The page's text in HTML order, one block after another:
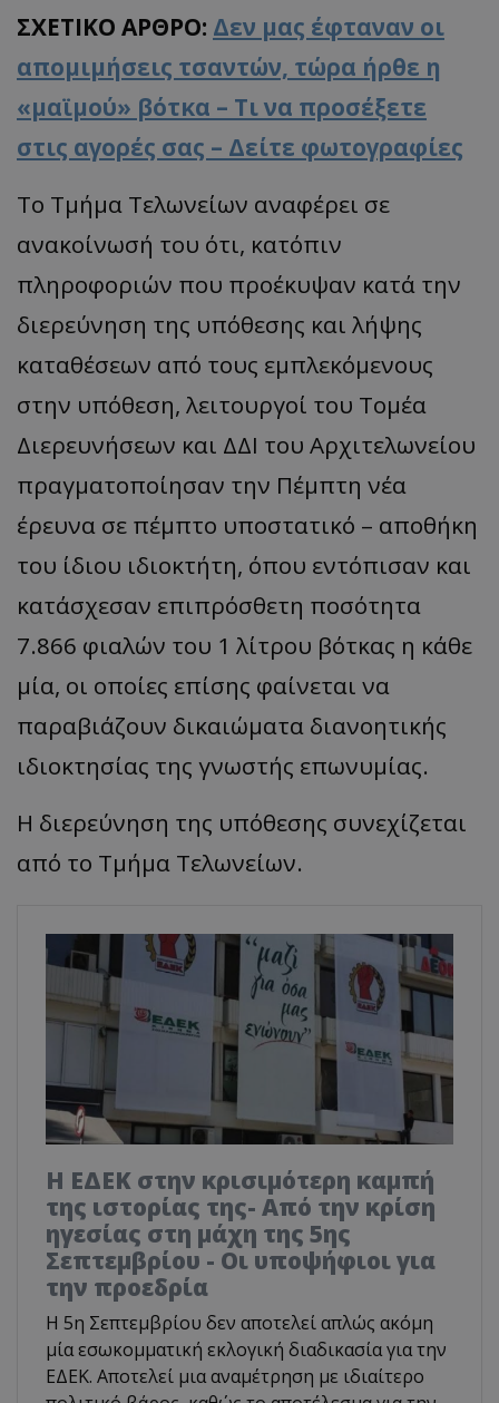
ΣΧΕΤΙΚΟ ΑΡΘΡΟ: Δεν μας έφταναν οι
απομιμήσεις τσαντών, τώρα ήρθε η
«μαϊμού» βότκα – Τι να προσέξετε
στις αγορές σας – Δείτε φωτογραφίες
Το Τμήμα Τελωνείων αναφέρει σε
ανακοίνωσή του ότι, κατόπιν
πληροφοριών που προέκυψαν κατά την
διερεύνηση της υπόθεσης και λήψης
καταθέσεων από τους εμπλεκόμενους
στην υπόθεση, λειτουργοί του Τομέα
Διερευνήσεων και ΔΔΙ του Αρχιτελωνείου
πραγματοποίησαν την Πέμπτη νέα
έρευνα σε πέμπτο υποστατικό – αποθήκη
του ίδιου ιδιοκτήτη, όπου εντόπισαν και
κατάσχεσαν επιπρόσθετη ποσότητα
7.866 φιαλών του 1 λίτρου βότκας η κάθε
μία, οι οποίες επίσης φαίνεται να
παραβιάζουν δικαιώματα διανοητικής
ιδιοκτησίας της γνωστής επωνυμίας.
Η διερεύνηση της υπόθεσης συνεχίζεται
από το Τμήμα Τελωνείων.
Η ΕΔΕΚ στην κρισιμότερη καμπή
της ιστορίας της- Από την κρίση
ηγεσίας στη μάχη της 5ης
Σεπτεμβρίου - Οι υποψήφιοι για
την προεδρία
Η 5η Σεπτεμβρίου δεν αποτελεί απλώς ακόμη
μία εσωκομματική εκλογική διαδικασία για την
ΕΔΕΚ. Αποτελεί μια αναμέτρηση με ιδιαίτερο